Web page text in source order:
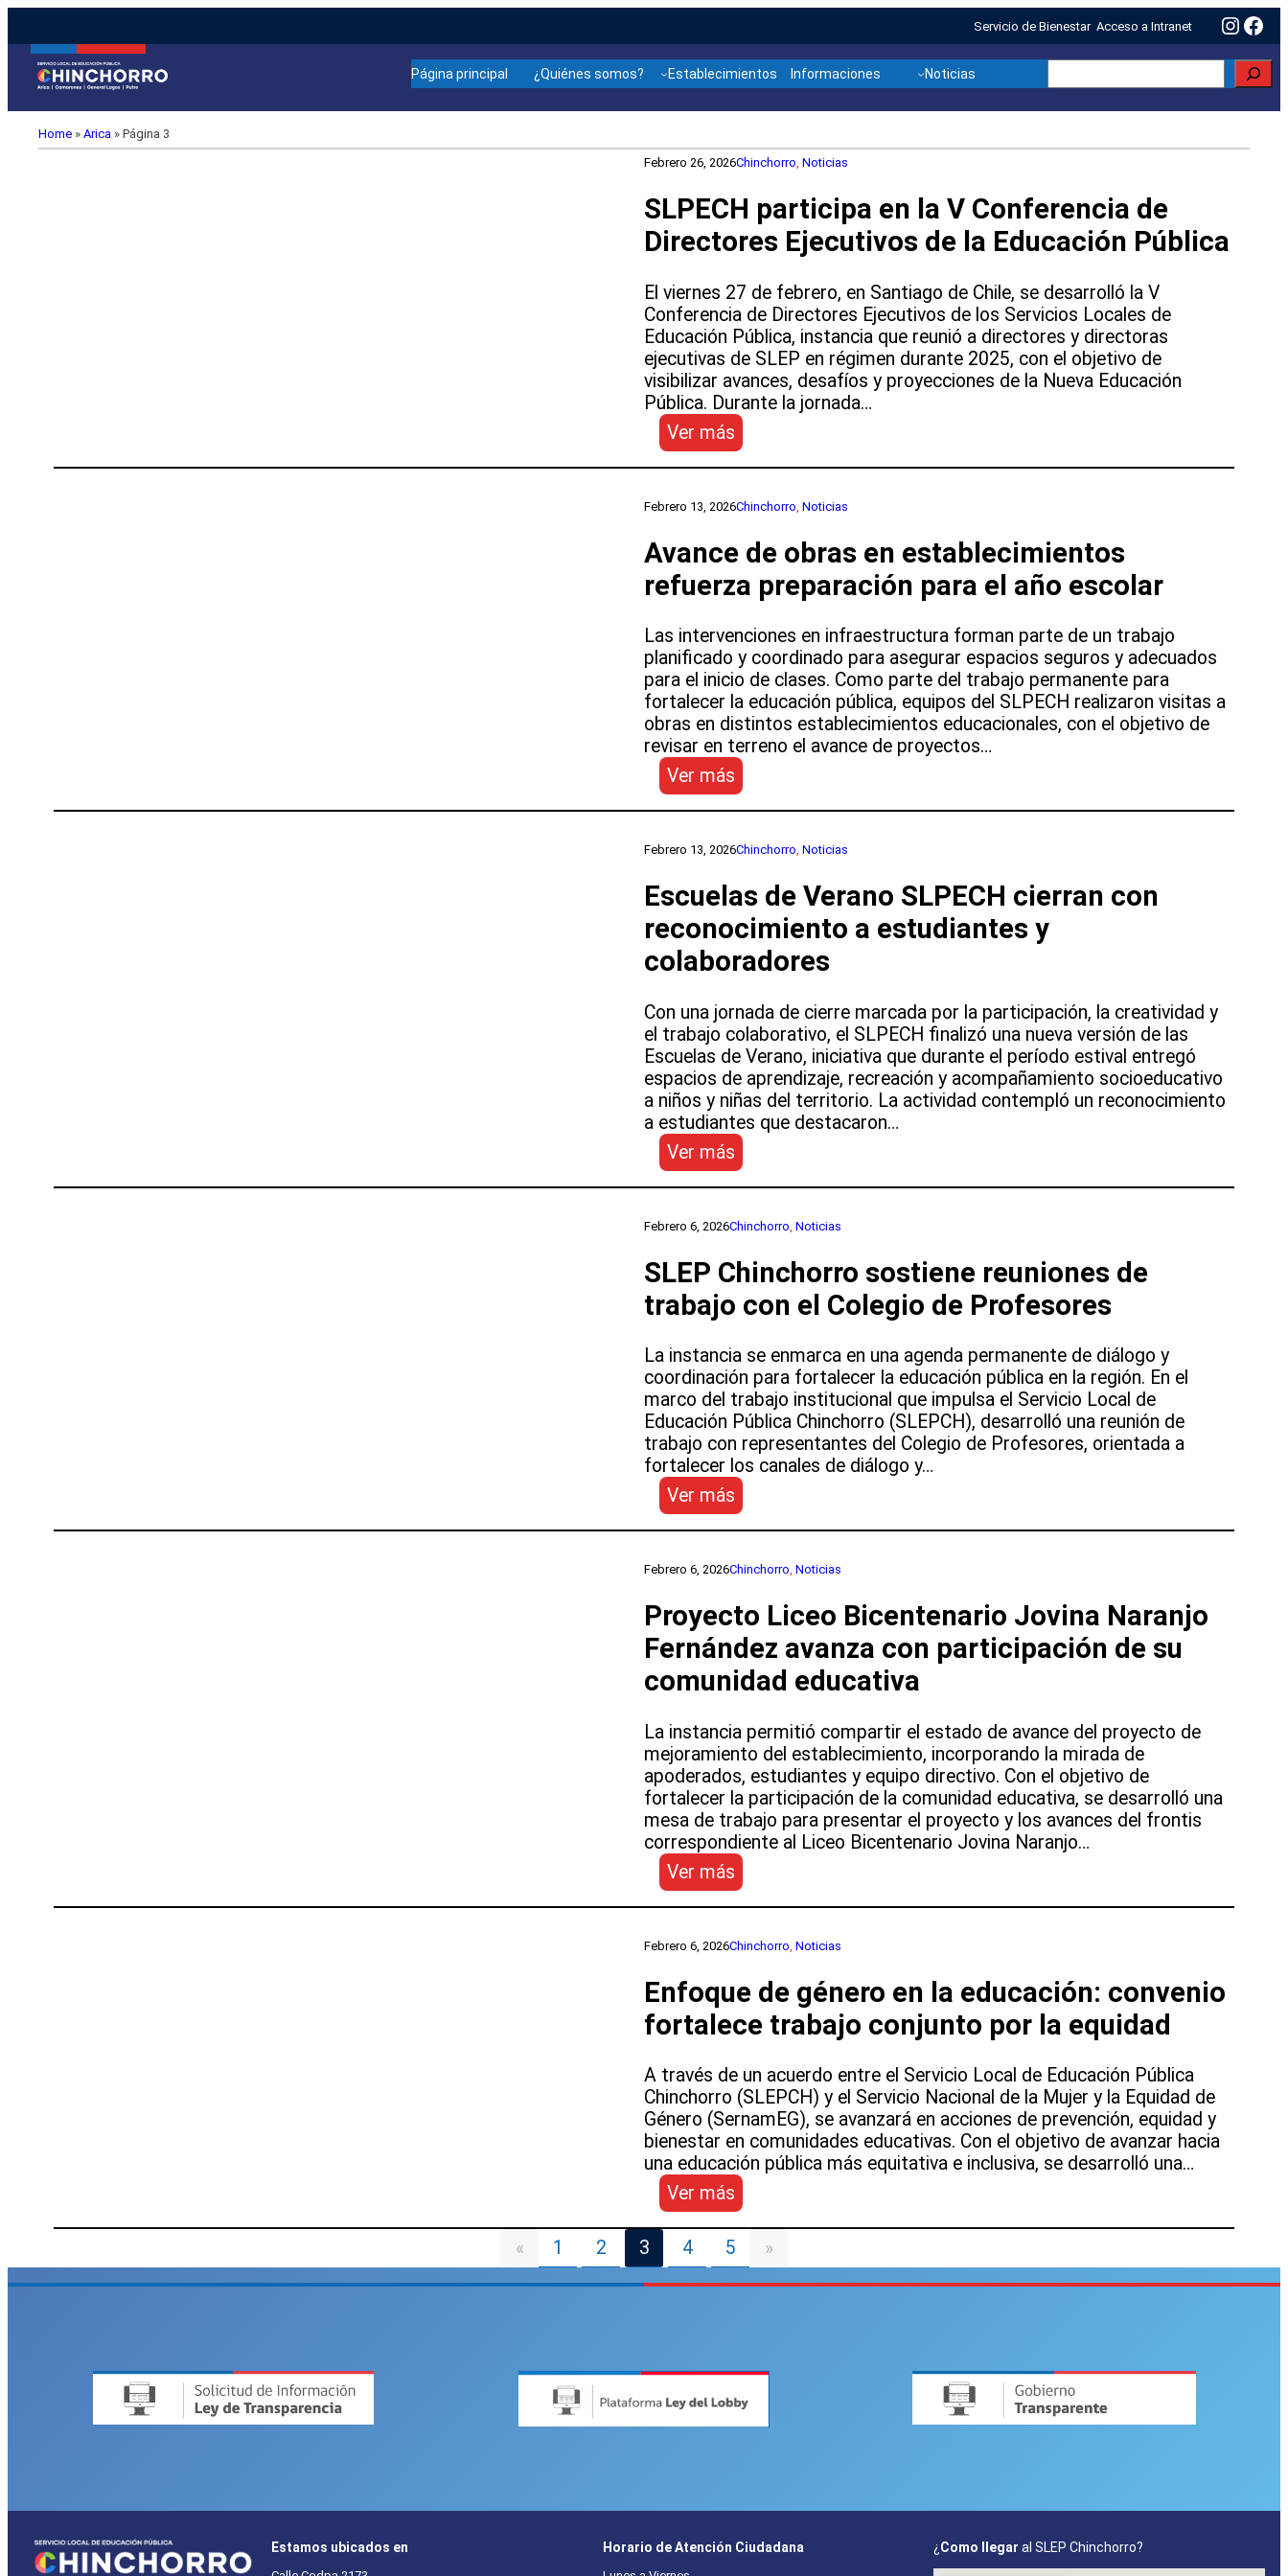
Servicio de Bienestar Acceso a Intranet
Página principal ¿Quiénes somos? Establecimientos Informaciones Noticias
Home » Arica » Página 3
Febrero 26, 2026Chinchorro, Noticias
SLPECH participa en la V Conferencia de
Directores Ejecutivos de la Educación Pública
El viernes 27 de febrero, en Santiago de Chile, se desarrolló la V
Conferencia de Directores Ejecutivos de los Servicios Locales de
Educación Pública, instancia que reunió a directores y directoras
ejecutivas de SLEP en régimen durante 2025, con el objetivo de
visibilizar avances, desafíos y proyecciones de la Nueva Educación
Pública. Durante la jornada…
Ver más
SLPECH
participa
en
Conferencia
de
Directores
Ejecutivos
de
la
Educación
Pública
Febrero 13, 2026Chinchorro Noticias
Avance de obras en establecimientos
refuerza preparación para el año escolar
Las intervenciones en infraestructura forman parte de un trabajo
planificado y coordinado para asegurar espacios seguros y adecuados
para el inicio de clases. Como parte del trabajo permanente para
fortalecer la educación pública, equipos del SLPECH realizaron visitas a
obras en distintos establecimientos educacionales, con el objetivo de
revisar en terreno el avance de proyectos…
Ver más
Avance
de
obras
establecimientos
refuerza
preparación
para
el
escolar
Febrero 13, 2026Chinchorro, Noticias
Escuelas de Verano SLPECH cierran con
reconocimiento a estudiantes y
colaboradores
Con una jornada de cierre marcada por la participación, la creatividad y
el trabajo colaborativo, el SLPECH finalizó una nueva versión de las
Escuelas de Verano, iniciativa que durante el período estival entregó
espacios de aprendizaje, recreación y acompañamiento socioeducativo
a niños y niñas del territorio. La actividad contempló un reconocimiento
a estudiantes que destacaron…
Ver más
Escuelas
de
Verano
SLPECH
cierran
con
reconocimiento
estudiantes
y
colaboradores
Febrero 6, 2026Chinchorro Noticias
SLEP Chinchorro sostiene reuniones de
trabajo con el Colegio de Profesores
La instancia se enmarca en una agenda permanente de diálogo y
coordinación para fortalecer la educación pública en la región. En el
marco del trabajo institucional que impulsa el Servicio Local de
Educación Pública Chinchorro (SLEPCH), desarrolló una reunión de
trabajo con representantes del Colegio de Profesores, orientada a
fortalecer los canales de diálogo y…
Ver más
SLEP
Chinchorro
sostiene
reuniones
de
trabajo
con
el
Colegio
Profesores
Febrero 6, 2026Chinchorro, Noticias
Proyecto Liceo Bicentenario Jovina Naranjo
Fernández avanza con participación de su
comunidad educativa
La instancia permitió compartir el estado de avance del proyecto de
mejoramiento del establecimiento, incorporando la mirada de
apoderados, estudiantes y equipo directivo. Con el objetivo de
fortalecer la participación de la comunidad educativa, se desarrolló una
mesa de trabajo para presentar el proyecto y los avances del frontis
correspondiente al Liceo Bicentenario Jovina Naranjo…
Ver más
Proyecto
Liceo
Bicentenario
Naranjo
Fernández
avanza
participación
de
su
comunidad
educativa
Febrero 6, 2026Chinchorro Noticias
Enfoque de género en la educación: convenio
fortalece trabajo conjunto por la equidad
A través de un acuerdo entre el Servicio Local de Educación Pública
Chinchorro (SLEPCH) y el Servicio Nacional de la Mujer y la Equidad de
Género (SernamEG), se avanzará en acciones de prevención, equidad y
bienestar en comunidades educativas. Con el objetivo de avanzar hacia
una educación pública más equitativa e inclusiva, se desarrolló una…
Ver más
Enfoque
de
género
en
fortalece
conjunto
« 1 2 3 4 5 »
Estamos ubicados en Horario de Atención Ciudadana ¿ Como llegar al SLEP Chinchorro?